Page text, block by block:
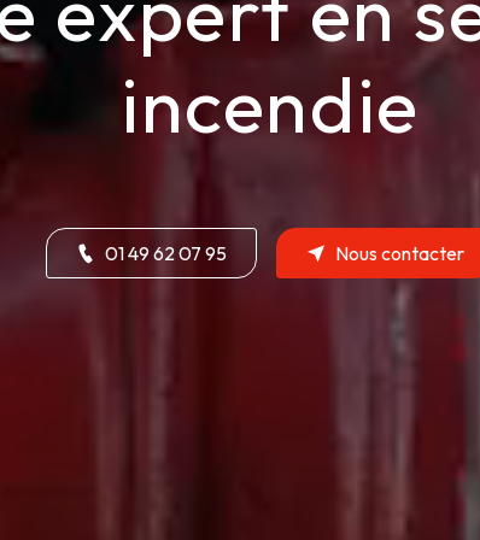
incendie
01 49 62 07 95 Nous contacter